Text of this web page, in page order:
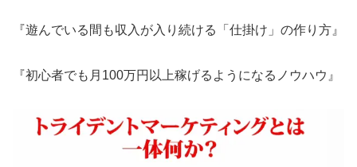
『遊んでいる間も収入が入り続ける「仕掛け」の作り方』
『初心者でも月100万円以上稼げるようになるノウハウ』